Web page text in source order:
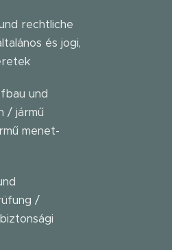
rechtliche
és jogi,
und
/ jármű
menet-
/